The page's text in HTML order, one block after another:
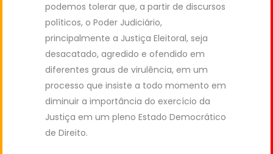
podemos tolerar que, a partir de discursos
políticos, o Poder Judiciário,
principalmente a Justiça Eleitoral, seja
desacatado, agredido e ofendido em
diferentes graus de virulência, em um
processo que insiste a todo momento em
diminuir a importância do exercício da
Justiça em um pleno Estado Democrático
de Direito.